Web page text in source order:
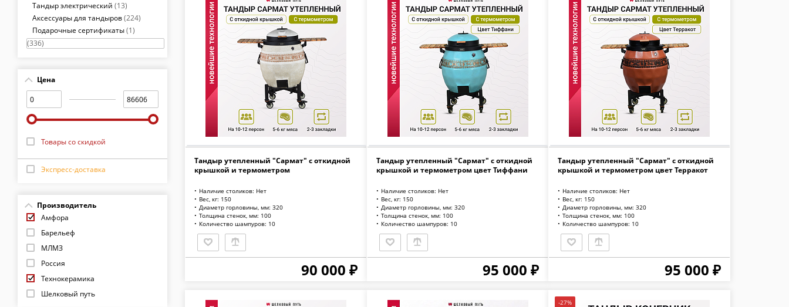
Тандыр электрический (13)
Аксессуары для тандыров(224)
Подарочные сертификаты(1)
(336)
Цена
Товары со скидкой
Экспресс-доставка
Производитель
Амфора
Барельеф
МЛМЗ
Россия
Технокерамика
Шелковый путь
Тандыр утепленный "Сармат" с откидной
крышкой и термометром
Наличие столиков: Нет
Вес, кг: 150
Диаметр горловины, мм: 320
Толщина стенок, мм: 100
Количество шампуров: 10
90 000 ₽
Тандыр утепленный "Сармат" с откидной
крышкой и термометром цвет Тиффани
Наличие столиков: Нет
Вес, кг: 150
Диаметр горловины, мм: 320
Толщина стенок, мм: 100
Количество шампуров: 10
95 000 ₽
Тандыр утепленный "Сармат" с откидной
крышкой и термометром цвет Терракот
Наличие столиков: Нет
Вес, кг: 150
Диаметр горловины, мм: 320
Толщина стенок, мм: 100
Количество шампуров: 10
95 000 ₽
-27%